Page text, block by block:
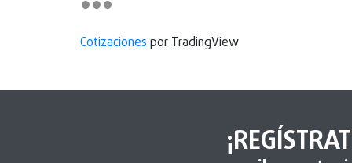
Cotizaciones por TradingView